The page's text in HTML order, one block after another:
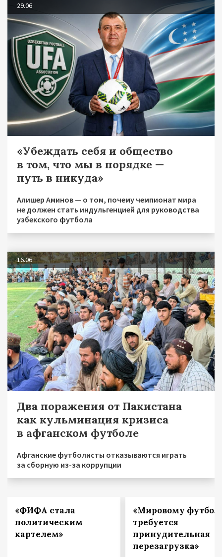
29.06
«Убеждать себя и общество
в том, что мы в порядке —
путь в никуда»
Алишер Аминов — о том, почему чемпионат мира
не должен стать индульгенцией для руководства
узбекского футбола
16.06
Два поражения от Пакистана
как кульминация кризиса
в афганском футболе
Афганские футболисты отказываются играть
за сборную из-за коррупции
«ФИФА стала
политическим
картелем»
«Мировому
требуется
принудительная
перезагрузка»